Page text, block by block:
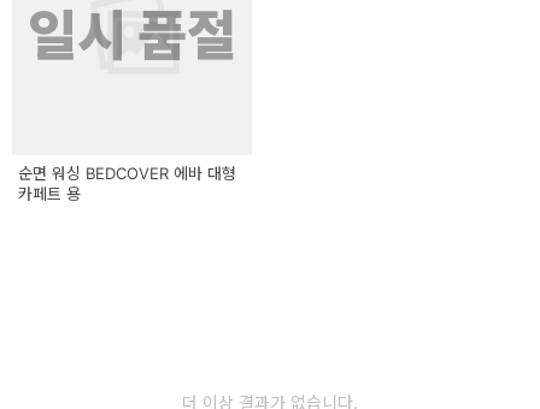
일시 품절
순면 워싱 BEDCOVER 에바 대형
카페트 용
더 이상 결과가 없습니다.